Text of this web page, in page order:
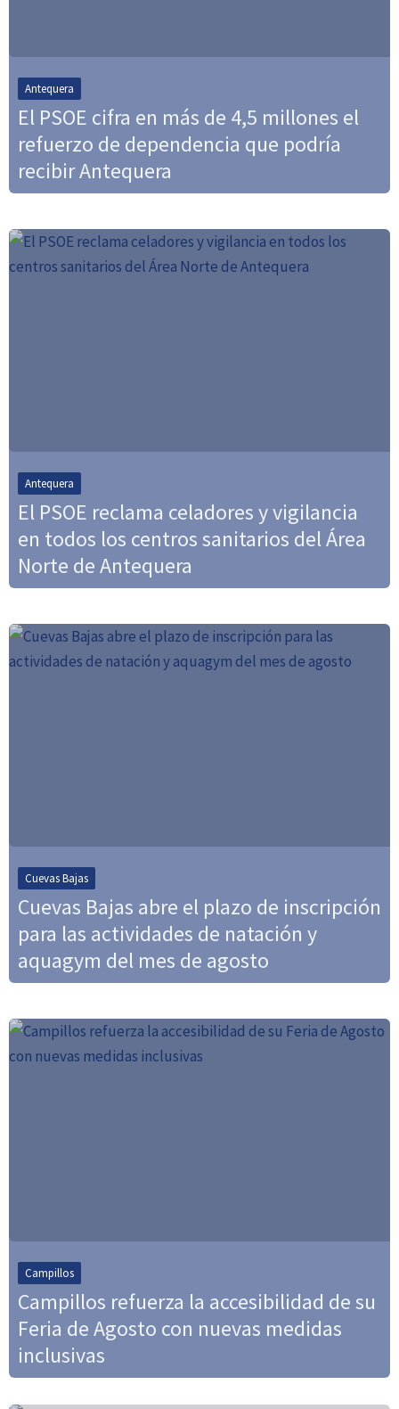
Antequera
El PSOE cifra en más de 4,5 millones el
refuerzo de dependencia que podría
recibir Antequera
Antequera
El PSOE reclama celadores y vigilancia
en todos los centros sanitarios del Área
Norte de Antequera
Cuevas Bajas
Cuevas Bajas abre el plazo de inscripción
para las actividades de natación y
aquagym del mes de agosto
Campillos
Campillos refuerza la accesibilidad de su
Feria de Agosto con nuevas medidas
inclusivas